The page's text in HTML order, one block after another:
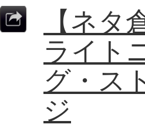
【ネタ
ライト
グ・ス
ジ